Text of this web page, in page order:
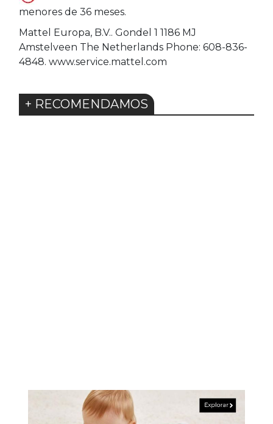
menores de 36 meses.
Mattel Europa, B.V.. Gondel 1 1186 MJ
Amstelveen The Netherlands Phone: 608-836-
4848. www.service.mattel.com
+ RECOMENDAMOS